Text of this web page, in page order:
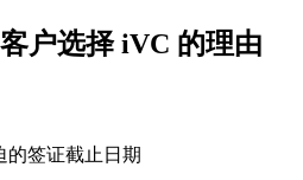
户选择 iVC 的理由
的签证截止日期